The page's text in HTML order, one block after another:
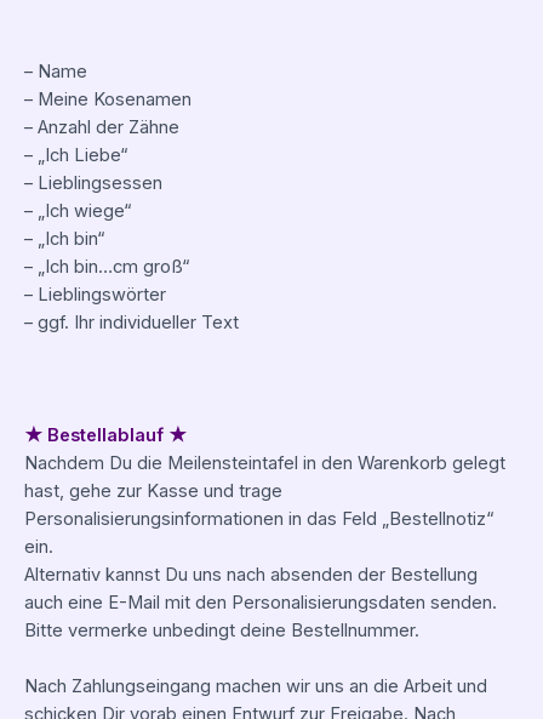
– Name
– Meine Kosenamen
– Anzahl der Zähne
– „Ich Liebe“
– Lieblingsessen
– „Ich wiege“
– „Ich bin“
– „Ich bin…cm groß“
– Lieblingswörter
– ggf. Ihr individueller Text
★ Bestellablauf ★
Nachdem Du die Meilensteintafel in den Warenkorb gelegt
hast, gehe zur Kasse und trage
Personalisierungsinformationen in das Feld „Bestellnotiz“
ein.
Alternativ kannst Du uns nach absenden der Bestellung
auch eine E-Mail mit den Personalisierungsdaten senden.
Bitte vermerke unbedingt deine Bestellnummer.
Nach Zahlungseingang machen wir uns an die Arbeit und
schicken Dir vorab einen Entwurf zur Freigabe. Nach